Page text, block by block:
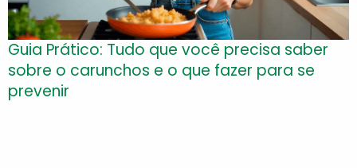
Guia Prático: Tudo que você precisa saber
sobre o carunchos e o que fazer para se
prevenir